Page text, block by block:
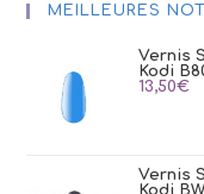
MEILLEURES
Vernis
Kodi
13,50€
Vernis
Kodi